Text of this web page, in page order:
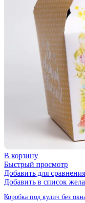
В корзину
Быстрый просмотр
Добавить для сравнения
Добавить в список
Коробка под кулич без